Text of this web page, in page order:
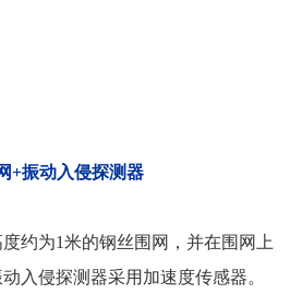
+振动入侵探测器
约为1米的钢丝围网，并在围网上
入侵探测器采用加速度传感器。